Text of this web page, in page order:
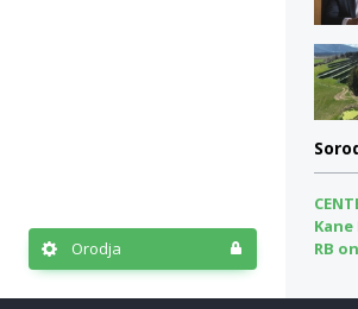
Orodja
RB